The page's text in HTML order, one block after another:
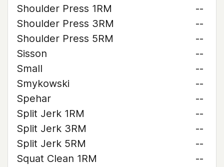
Shoulder Press 1RM
--
Shoulder Press 3RM
--
Shoulder Press 5RM
--
Sisson
--
Small
--
Smykowski
--
Spehar
--
Split Jerk 1RM
--
Split Jerk 3RM
--
Split Jerk 5RM
--
Squat Clean 1RM
--